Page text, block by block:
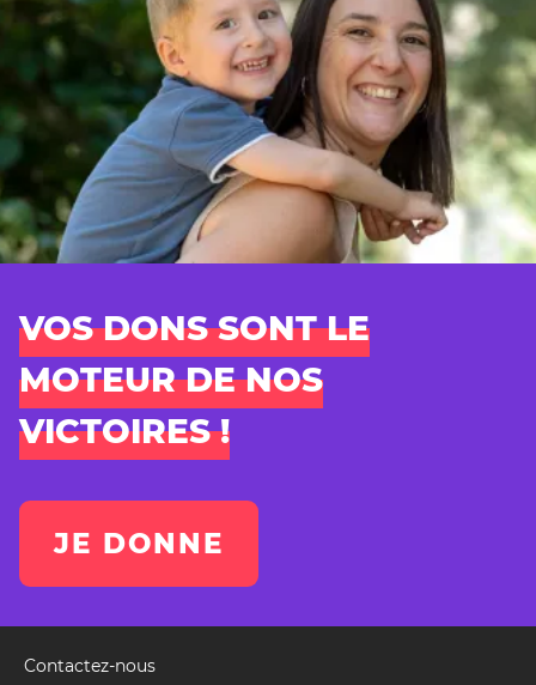
VOS DONS SONT LE
MOTEUR DE NOS
VICTOIRES !
JE DONNE
Pied
Contactez-nous